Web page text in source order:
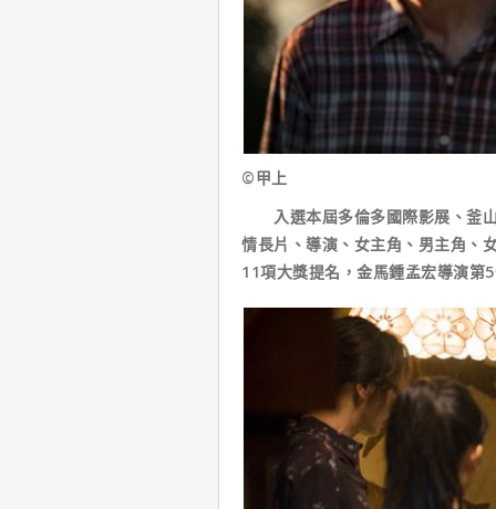
©甲上
入選本屆多倫多國際影展、釜山
情長片、導演、女主角、男主角、
11項大獎提名，金馬鍾孟宏導演第